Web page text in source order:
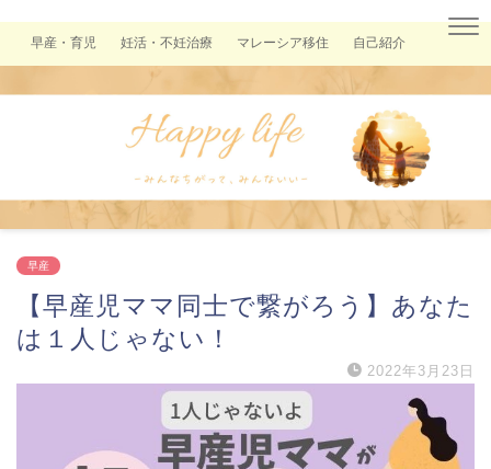
早産・育児 妊活・不妊治療 マレーシア移住 自己紹介
早産
【早産児ママ同士で繋がろう】あなた
は１人じゃない！
2022年3月23日